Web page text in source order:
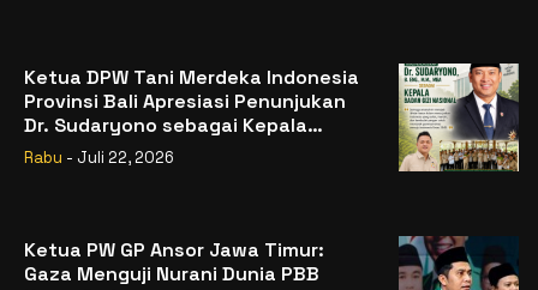
Ketua DPW Tani Merdeka Indonesia
Provinsi Bali Apresiasi Penunjukan
Dr. Sudaryono sebagai Kepala
Badan Gizi Nasional
Rabu - Juli 22, 2026
Ketua PW GP Ansor Jawa Timur:
Gaza Menguji Nurani Dunia PBB